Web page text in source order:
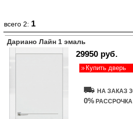
всего 2: 1
Дариано Лайн 1 эмаль
29950 руб.
Купить дверь
НА ЗАКАЗ
0% РАССРОЧКА